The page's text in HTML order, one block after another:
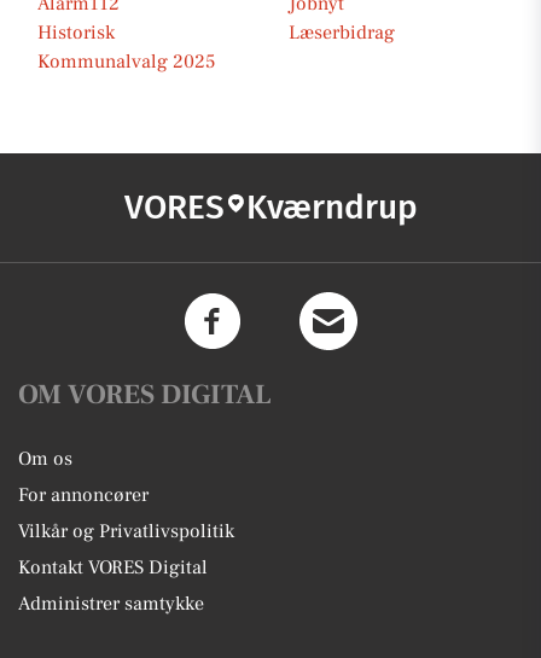
Historisk
Læserbidrag
Kommunalvalg 2025
VORES Kværndrup
OM VORES DIGITAL
Om os
For annoncører
Vilkår og Privatlivspolitik
Kontakt VORES Digital
Administrer samtykke